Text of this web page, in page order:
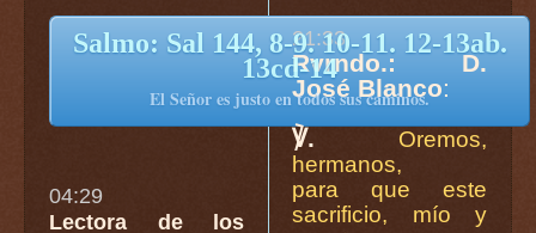
Salmo: Sal 144, 8-9. 10-11. 12-13ab.
13cd-14
El Señor es justo en todos sus caminos.
04:29
Lectora de los
21:33
Rvrndo.: D.
José Blanco:
℣.
Oremos,
hermanos,
para que este
sacrificio, mío y